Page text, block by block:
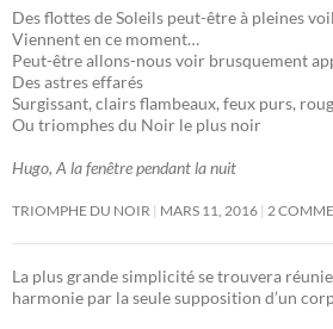
Des flottes de Soleils peut-être à pleines
Viennent en ce moment…
Peut-être allons-nous voir brusquement
Des astres effarés
Surgissant, clairs flambeaux, feux purs,
Ou triomphes du Noir le plus noir
Hugo, A la fenêtre pendant la nuit
TRIOMPHE DU NOIR MARS 11, 2016 2
La plus grande simplicité se trouvera
harmonie par la seule supposition d’un